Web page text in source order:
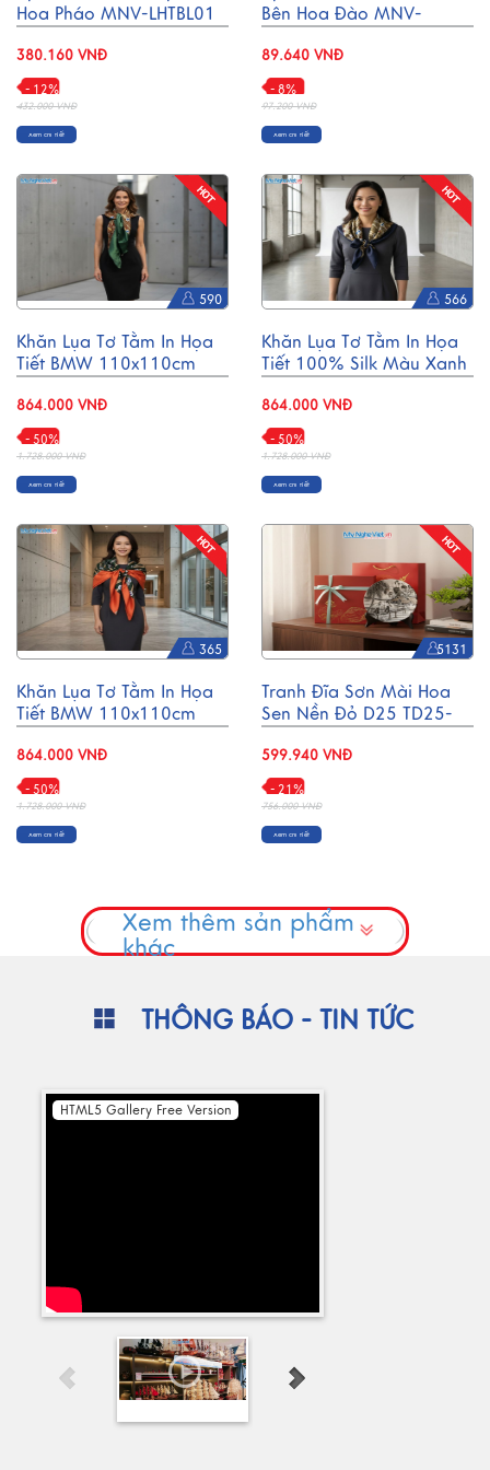
Hoa Pháo MNV-LHTBL01
380.160 VNĐ
- 12%
432.000 VNĐ
Xem chi tiết
Bên Hoa Đào MNV-
89.640 VNĐ
- 8%
97.200 VNĐ
Xem chi tiết
590
Khăn Lụa Tơ Tằm In Họa
Tiết BMW 110x110cm
864.000 VNĐ
- 50%
1.728.000 VNĐ
Xem chi tiết
566
Khăn Lụa Tơ Tằm In Họa
Tiết 100% Silk Màu Xanh
KLBL01-1
864.000 VNĐ
- 50%
1.728.000 VNĐ
Xem chi tiết
365
Khăn Lụa Tơ Tằm In Họa
Tiết BMW 110x110cm
864.000 VNĐ
- 50%
1.728.000 VNĐ
Xem chi tiết
5131
Tranh Đĩa Sơn Mài Hoa
Sen Nền Đỏ D25 TD25-
599.940 VNĐ
- 21%
756.000 VNĐ
Xem chi tiết
Xem thêm sản phẩm
khác
THÔNG BÁO - TIN TỨC
HTML5 Gallery Free Version